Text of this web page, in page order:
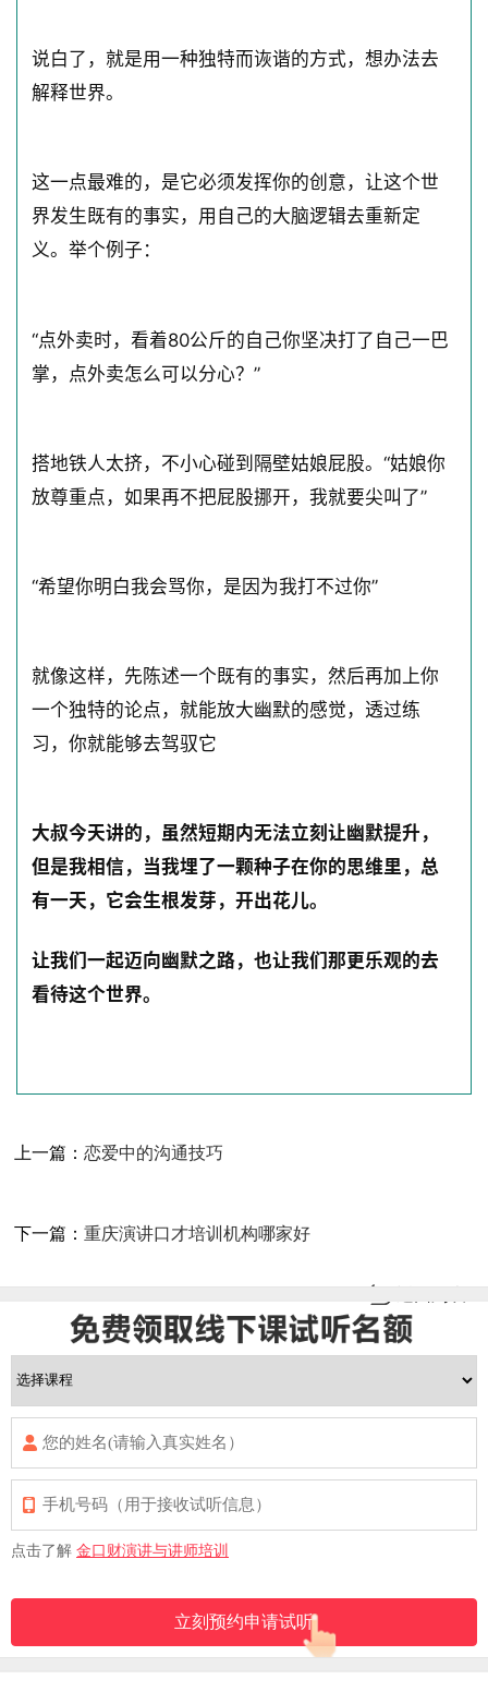
说白了，就是用一种独特而诙谐的方式，想办法去
解释世界。
这一点最难的，是它必须发挥你的创意，让这个世
界发生既有的事实，用自己的大脑逻辑去重新定
义。举个例子：
“点外卖时，看着80公斤的自己你坚决打了自己一巴
掌，点外卖怎么可以分心？”
搭地铁人太挤，不小心碰到隔壁姑娘屁股。“姑娘你
放尊重点，如果再不把屁股挪开，我就要尖叫了”
“希望你明白我会骂你，是因为我打不过你”
就像这样，先陈述一个既有的事实，然后再加上你
一个独特的论点，就能放大幽默的感觉，透过练
习，你就能够去驾驭它
大叔今天讲的，虽然短期内无法立刻让幽默提升，
但是我相信，当我埋了一颗种子在你的思维里，总
有一天，它会生根发芽，开出花儿。
让我们一起迈向幽默之路，也让我们那更乐观的去
看待这个世界。
上一篇：恋爱中的沟通技巧
下一篇：重庆演讲口才培训机构哪家好
点击了解 金口财演讲与讲师培训